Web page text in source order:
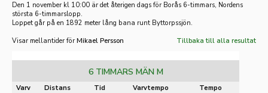
Den 1 november kl 10:00 är det återigen dags för Borås 6-timmars, Nordens
största 6-timmarslopp.
Loppet går på en 1892 meter lång bana runt Byttorpssjön.
Visar mellantider för Mikael Persson Tillbaka till alla resultat
6 TIMMARS MÄN M
Varv Distans Tid Varvtempo
Tempo